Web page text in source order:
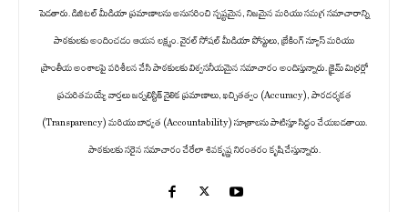
పెడతారు. డిజిటల్ మీడియా ప్రమాణాలను అనుసరించి స్పష్టమైన, నిజమైన మరియు సమగ్ర సమాచారాన్ని
పాఠకులకు అందించడం ఆయన లక్ష్యం. వైరల్ సోషల్ మీడియా పోస్టులు, బ్రేకింగ్ న్యూస్ మరియు
ప్రాంతీయ అంశాలపై పరిశీలన చేసి పాఠకులకు విశ్వసనీయమైన సమాచారం అందిస్తున్నారు. క్రైమ్ మిర్రర్లో
ప్రచురితమయ్యే వార్తలు జర్నలిస్టిక్ నైతిక ప్రమాణాలు, ఖచ్చితత్వం (Accuracy), పారదర్శకత
(Transparency) మరియు బాధ్యత (Accountability) సూత్రాలను పాటిస్తూ సిద్ధం చేయబడతాయి.
పాఠకులకు సరైన సమాచారం చేరేలా శివకృష్ణ నిరంతరం కృషి చేస్తున్నారు.